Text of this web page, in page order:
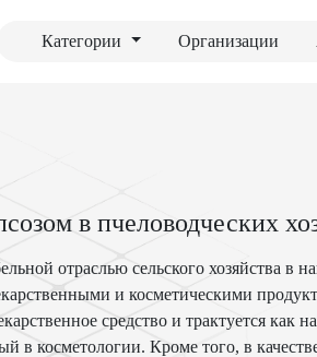
Категории Организации
в пчеловодческих
отраслью сельского хозяйства в
и косметическими
средство и трактуется как
косметологии. Кроме того, в